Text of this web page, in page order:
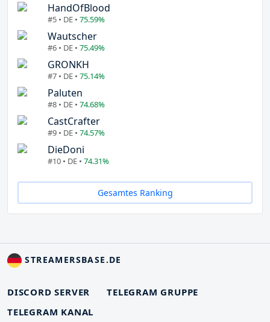
HandOfBlood
#5 • DE • 75.59%
Wautscher
#6 • DE • 75.49%
GRONKH
#7 • DE • 75.14%
Paluten
#8 • DE • 74.68%
CastCrafter
#9 • DE • 74.57%
DieDoni
#10 • DE • 74.31%
Gesamtes Ranking
STREAMERSBASE.DE
DISCORD SERVER
TELEGRAM GRUPPE
TELEGRAM KANAL